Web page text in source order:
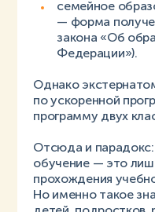
семейное
— форма
закона «Об
Федерации»).
Однако
по ускоренной
программу двух
Отсюда и
обучение — это
прохождения
Но именно такое